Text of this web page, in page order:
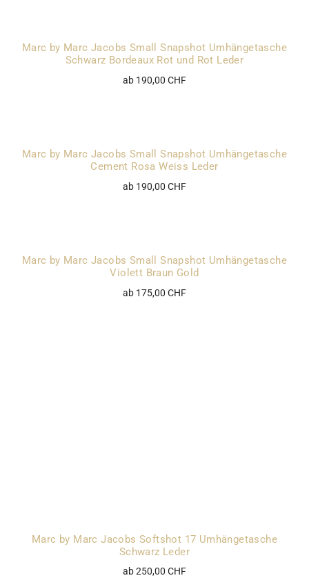
Marc by Marc Jacobs Small Snapshot Umhängetasche
Schwarz Bordeaux Rot und Rot Leder
ab 190,00 CHF
Marc by Marc Jacobs Small Snapshot Umhängetasche
Cement Rosa Weiss Leder
ab 190,00 CHF
Marc by Marc Jacobs Small Snapshot Umhängetasche
Violett Braun Gold
ab 175,00 CHF
Marc by Marc Jacobs Softshot 17 Umhängetasche
Schwarz Leder
ab 250,00 CHF